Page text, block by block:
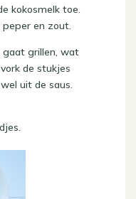
kokosmelk toe.
peper en zout.
gaat grillen, wat
de stukjes
uit de saus.